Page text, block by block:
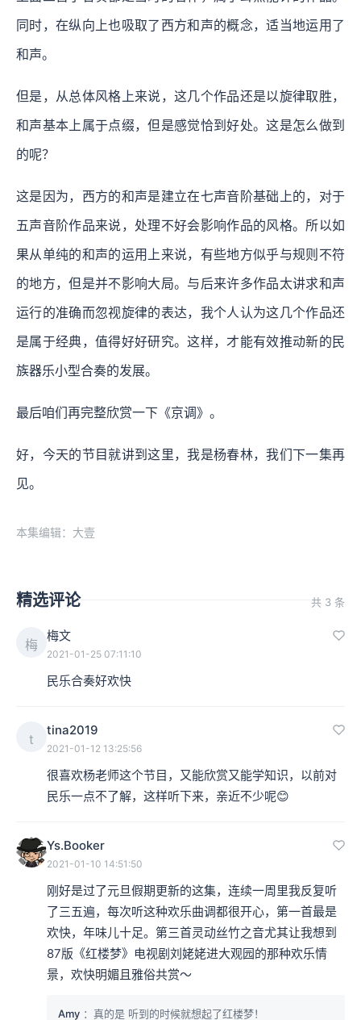
同时，在纵向上也吸取了西方和声的概念，适当地运用了
和声。
但是，从总体风格上来说，这几个作品还是以旋律取胜，
和声基本上属于点缀，但是感觉恰到好处。这是怎么做到
的呢？
这是因为，西方的和声是建立在七声音阶基础上的，对于
五声音阶作品来说，处理不好会影响作品的风格。所以如
果从单纯的和声的运用上来说，有些地方似乎与规则不符
的地方，但是并不影响大局。与后来许多作品太讲求和声
运行的准确而忽视旋律的表达，我个人认为这几个作品还
是属于经典，值得好好研究。这样，才能有效推动新的民
族器乐小型合奏的发展。
最后咱们再完整欣赏一下《京调》。
好，今天的节目就讲到这里，我是杨春林，我们下一集再
见。
本集编辑：大壹
精选评论 共 3 条
梅
梅文
2021-01-25 07:11:10
民乐合奏好欢快
t
tina2019
2021-01-12 13:25:56
很喜欢杨老师这个节目，又能欣赏又能学知识，以前对
民乐一点不了解，这样听下来，亲近不少呢😊
Ys.Booker
2021-01-10 14:51:50
刚好是过了元旦假期更新的这集，连续一周里我反复听
了三五遍，每次听这种欢乐曲调都很开心，第一首最是
欢快，年味儿十足。第三首灵动丝竹之音尤其让我想到
87版《红楼梦》电视剧刘姥姥进大观园的那种欢乐情
景，欢快明媚且雅俗共赏～
Amy ：真的是 听到的时候就想起了红楼梦！